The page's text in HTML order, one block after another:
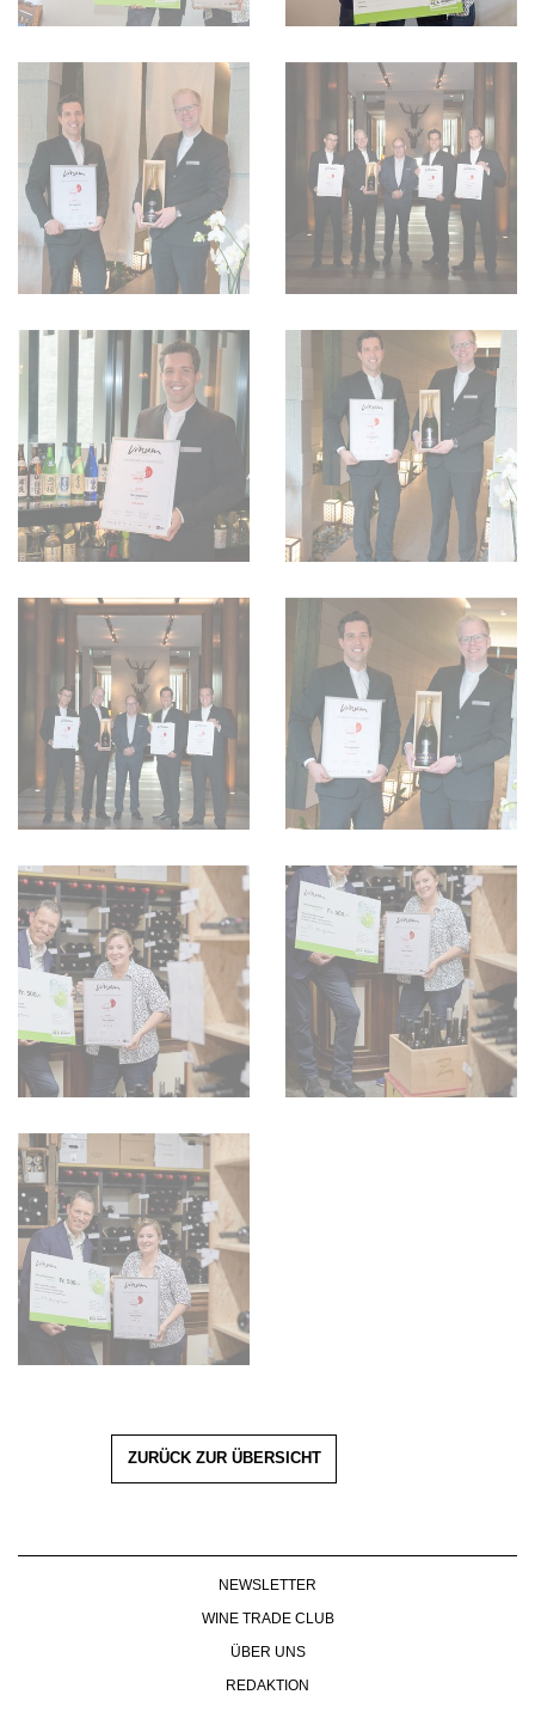
ZURÜCK ZUR ÜBERSICHT
NEWSLETTER
WINE TRADE CLUB
ÜBER UNS
REDAKTION